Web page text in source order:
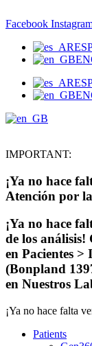
to
Facebook
IMPORTANT:
¡Ya no hace
Atención por
¡Ya no hace
de los análisis!
en Pacientes >
(Bonpland
en Nuestros
¡Ya no hace falta
Patients